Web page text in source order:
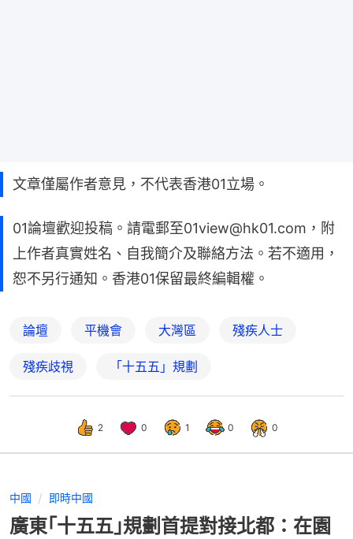
文章僅屬作者意見，不代表香港01立場。
01論壇歡迎投稿。請電郵至01view@hk01.com，附
上作者真實姓名、自我簡介及聯絡方法。若不適用，
恕不另行通知。香港01保留最終編輯權。
論壇 平機會 大灣區 殘疾人士
殘疾歧視 「十五五」規劃
2 0 1 0 0
中國 即時中國
廣東｢十五五｣規劃首提對接北都：在園